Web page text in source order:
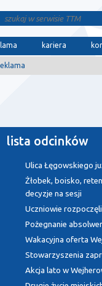
kariera
lista odcinków
Ulica Łęgowskiego
Żłobek, boisko,
decyzje na sesji
Uczniowie
Pożegnanie
Wakacyjna oferta
Stowarzyszenia
Akcja lato w